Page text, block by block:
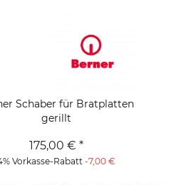
Schaber für Bratplatten
gerillt
175,00 € *
Vorkasse-Rabatt -7,00 €